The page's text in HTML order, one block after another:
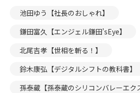
池田ゆう【社長のおしゃれ】
鎌田富久【エンジェル鎌田’sEye】
北尾吉孝【世相を斬る！】
鈴木康弘【デジタルシフトの教科書】
孫泰蔵【孫泰蔵のシリコンバレーエク